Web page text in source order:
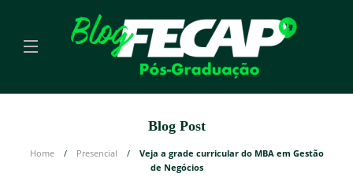
Blog Post
Home Presencial
Veja a grade curricular do MBA em Gestão
de Negócios